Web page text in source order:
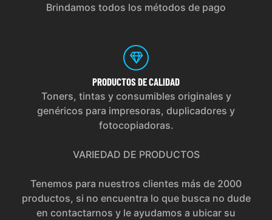
Brindamos todos los métodos de pago
PRODUCTOS DE CALIDAD
Toners, tintas y consumibles originales y
genéricos para impresoras, duplicadores y
fotocopiadoras.
VARIEDAD DE PRODUCTOS
Tenemos para nuestros clientes más de 2000
productos, si no encuentra lo que busca no dude
en contactarnos y le ayudamos a ubicar su